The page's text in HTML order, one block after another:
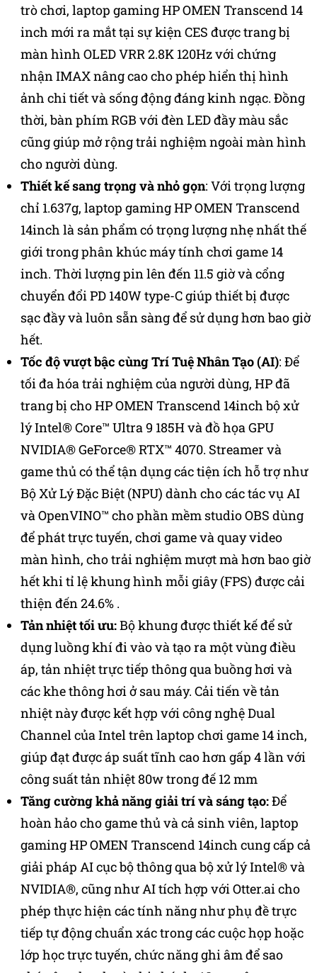
trò chơi, laptop gaming HP OMEN Transcend 14
inch mới ra mắt tại sự kiện CES được trang bị
màn hình OLED VRR 2.8K 120Hz với chứng
nhận IMAX nâng cao cho phép hiển thị hình
ảnh chi tiết và sống động đáng kinh ngạc. Đồng
thời, bàn phím RGB với đèn LED đầy màu sắc
cũng giúp mở rộng trải nghiệm ngoài màn hình
cho người dùng.
Thiết kế sang trọng và nhỏ gọn: Với trọng lượng
chỉ 1.637g, laptop gaming HP OMEN Transcend
14inch là sản phẩm có trọng lượng nhẹ nhất thế
giới trong phân khúc máy tính chơi game 14
inch. Thời lượng pin lên đến 11.5 giờ và cổng
chuyển đổi PD 140W type-C giúp thiết bị được
sạc đầy và luôn sẵn sàng để sử dụng hơn bao giờ
hết.
Tốc độ vượt bậc cùng Trí Tuệ Nhân Tạo (AI): Để
tối đa hóa trải nghiệm của người dùng, HP đã
trang bị cho HP OMEN Transcend 14inch bộ xử
lý Intel® Core™ Ultra 9 185H và đồ họa GPU
NVIDIA® GeForce® RTX™ 4070. Streamer và
game thủ có thể tận dụng các tiện ích hỗ trợ như
Bộ Xử Lý Đặc Biệt (NPU) dành cho các tác vụ AI
và OpenVINO™ cho phần mềm studio OBS dùng
để phát trực tuyến, chơi game và quay video
màn hình, cho trải nghiệm mượt mà hơn bao giờ
hết khi tỉ lệ khung hình mỗi giây (FPS) được cải
thiện đến 24.6% .
Tản nhiệt tối ưu:Bộ khung được thiết kế để sử
dụng luồng khí đi vào và tạo ra một vùng điều
áp, tản nhiệt trực tiếp thông qua buồng hơi và
các khe thông hơi ở sau máy. Cải tiến về tản
nhiệt này được kết hợp với công nghệ Dual
Channel của Intel trên laptop chơi game 14 inch,
giúp đạt được áp suất tĩnh cao hơn gấp 4 lần với
công suất tản nhiệt 80w trong đế 12 mm
Tăng cường khả năng giải trí và sáng tạo:Để
hoàn hảo cho game thủ và cả sinh viên, laptop
gaming HP OMEN Transcend 14inch cung cấp cả
giải pháp AI cục bộ thông qua bộ xử lý Intel® và
NVIDIA®, cũng như AI tích hợp với Otter.ai cho
phép thực hiện các tính năng như phụ đề trực
tiếp tự động chuẩn xác trong các cuộc họp hoặc
lớp học trực tuyến, chức năng ghi âm để sao